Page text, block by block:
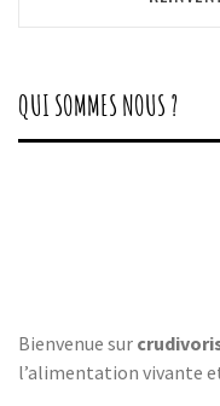
QUI SOMMES NOUS ?
Bienvenue sur
l’alimentation vivante